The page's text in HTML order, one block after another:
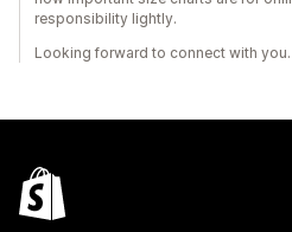
responsibility lightly.
Looking forward to connect with you.